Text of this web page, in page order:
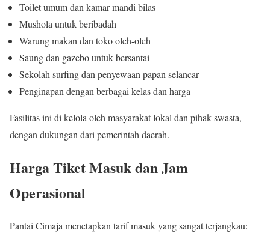
Toilet umum dan kamar mandi bilas
Mushola untuk beribadah
Warung makan dan toko oleh-oleh
Saung dan gazebo untuk bersantai
Sekolah surfing dan penyewaan papan selancar
Penginapan dengan berbagai kelas dan harga
Fasilitas ini di kelola oleh masyarakat lokal dan pihak swasta,
dengan dukungan dari pemerintah daerah.
Harga Tiket Masuk dan Jam
Operasional
Pantai Cimaja menetapkan tarif masuk yang sangat terjangkau: